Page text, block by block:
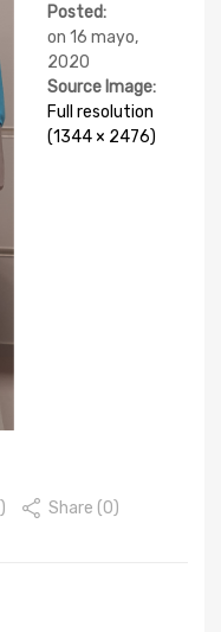
Posted:
on 16 mayo,
2020
Source Image:
Full resolution
(1344 × 2476)
) Share (0)